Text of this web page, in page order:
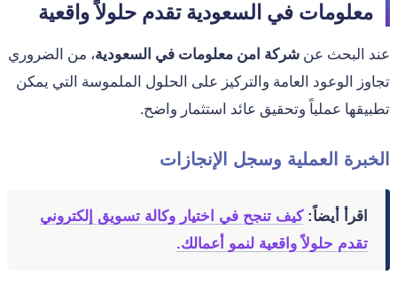
معلومات في السعودية تقدم حلولاً واقعية
عند البحث عن شركة امن معلومات في السعودية، من الضروري
تجاوز الوعود العامة والتركيز على الحلول الملموسة التي يمكن
تطبيقها عملياً وتحقيق عائد استثمار واضح.
الخبرة العملية وسجل الإنجازات
اقرأ أيضاً:كيف تنجح في اختيار وكالة تسويق إلكتروني
تقدم حلولاً واقعية لنمو أعمالك.